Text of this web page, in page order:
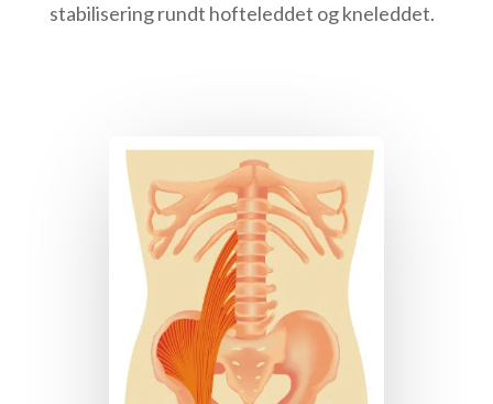
stabilisering rundt hofteleddet og kneleddet.